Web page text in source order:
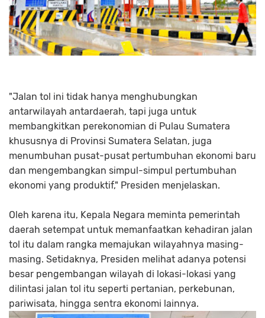
"Jalan tol ini tidak hanya menghubungkan
antarwilayah antardaerah, tapi juga untuk
membangkitkan perekonomian di Pulau Sumatera
khususnya di Provinsi Sumatera Selatan, juga
menumbuhan pusat-pusat pertumbuhan ekonomi baru
dan mengembangkan simpul-simpul pertumbuhan
ekonomi yang produktif," Presiden menjelaskan.
Oleh karena itu, Kepala Negara meminta pemerintah
daerah setempat untuk memanfaatkan kehadiran jalan
tol itu dalam rangka memajukan wilayahnya masing-
masing. Setidaknya, Presiden melihat adanya potensi
besar pengembangan wilayah di lokasi-lokasi yang
dilintasi jalan tol itu seperti pertanian, perkebunan,
pariwisata, hingga sentra ekonomi lainnya.